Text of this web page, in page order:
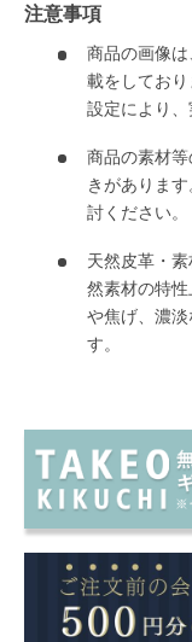
注意事項
商品の画像
載をしてお
設定により、
商品の素材
きがありま
討ください。
天然皮革・
然素材の特
や焦げ、濃
す。